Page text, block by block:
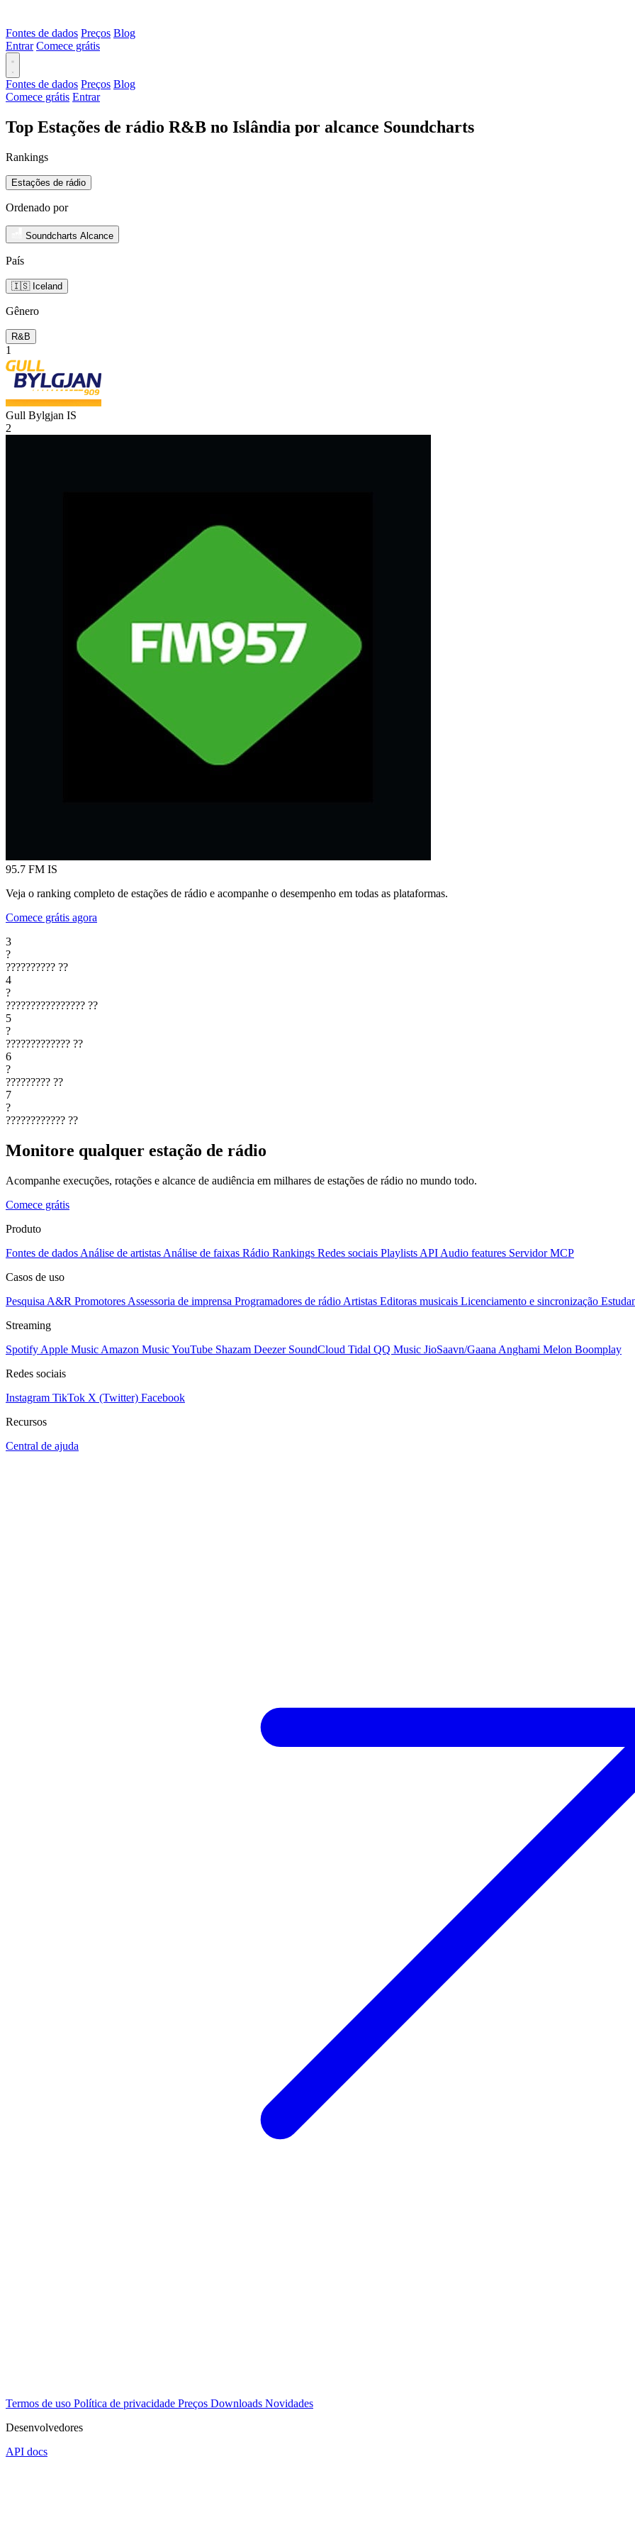
Fontes de dados Preços Blog
Entrar Comece grátis
Fontes de dados Preços Blog
Comece grátis Entrar
Top Estações de rádio R&B no Islândia por alcance Soundcharts
Rankings
Estações de rádio
Ordenado por
Soundcharts Alcance
País
🇮🇸 Iceland
Gênero
R&B
1
Gull Bylgjan IS
2
95.7 FM IS
Veja o ranking completo de estações de rádio e acompanhe o desempenho em todas as plataformas.
Comece grátis agora
3
?
?????????? ??
4
?
???????????????? ??
5
?
????????????? ??
6
?
????????? ??
7
?
???????????? ??
Monitore qualquer estação de rádio
Acompanhe execuções, rotações e alcance de audiência em milhares de estações de rádio no mundo todo.
Comece grátis
Produto
Fontes de dados Análise de artistas Análise de faixas Rádio Rankings Redes sociais Playlists API Audio features Servidor MCP
Casos de uso
Pesquisa A&R Promotores Assessoria de imprensa Programadores de rádio Artistas Editoras musicais Licenciamento e sincronização
Streaming
Spotify Apple Music Amazon MusicYouTube Shazam Deezer SoundCloud Tidal QQ Music JioSaavn/Gaana Anghami Melon Boomplay
Redes sociais
Instagram TikTok X (Twitter) Facebook
Recursos
Central de ajuda
Termos de uso Política de privacidade Preços Downloads Novidades
Desenvolvedores
API docs